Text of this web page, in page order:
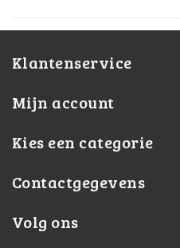
Klantenservice
Mijn account
Kies een categorie
Contactgegevens
Volg ons